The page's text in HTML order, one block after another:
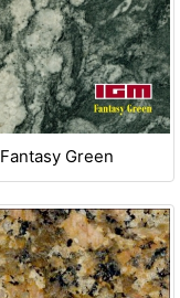
Fantasy Green